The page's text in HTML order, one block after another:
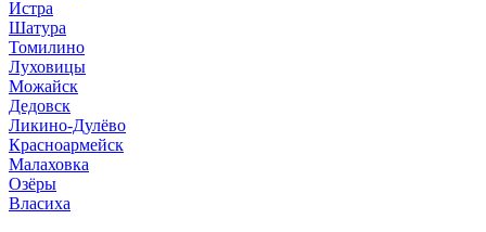
Истра
Шатура
Томилино
Луховицы
Можайск
Дедовск
Ликино-Дулёво
Красноармейск
Малаховка
Озёры
Власиха